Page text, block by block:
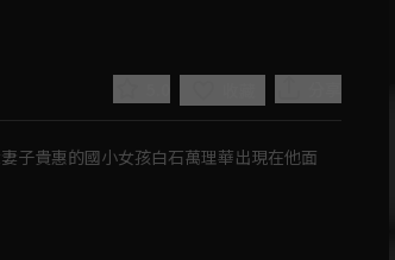
子貴惠的國小女孩白石萬理華出現在他面